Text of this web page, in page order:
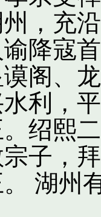
，充
降寇
阁、
利，
绍熙
子，
湖州